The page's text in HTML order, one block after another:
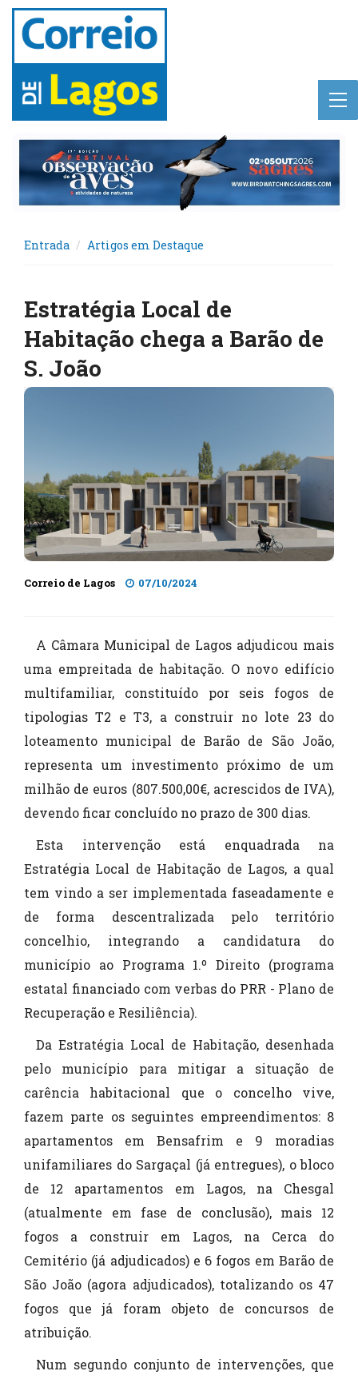
Entrada Artigos em Destaque
Estratégia Local de
Habitação chega a Barão de
S. João
Correio de Lagos 07/10/2024
A Câmara Municipal de Lagos adjudicou mais
uma empreitada de habitação. O novo edifício
multifamiliar, constituído por seis fogos de
tipologias T2 e T3, a construir no lote 23 do
loteamento municipal de Barão de São João,
representa um investimento próximo de um
milhão de euros (807.500,00€, acrescidos de IVA),
devendo ficar concluído no prazo de 300 dias.
Esta intervenção está enquadrada na
Estratégia Local de Habitação de Lagos, a qual
tem vindo a ser implementada faseadamente e
de forma descentralizada pelo território
concelhio, integrando a candidatura do
município ao Programa 1.º Direito (programa
estatal financiado com verbas do PRR - Plano de
Recuperação e Resiliência).
Da Estratégia Local de Habitação, desenhada
pelo município para mitigar a situação de
carência habitacional que o concelho vive,
fazem parte os seguintes empreendimentos: 8
apartamentos em Bensafrim e 9 moradias
unifamiliares do Sargaçal (já entregues), o bloco
de 12 apartamentos em Lagos, na Chesgal
(atualmente em fase de conclusão), mais 12
fogos a construir em Lagos, na Cerca do
Cemitério (já adjudicados) e 6 fogos em Barão de
São João (agora adjudicados), totalizando os 47
fogos que já foram objeto de concursos de
atribuição.
Num segundo conjunto de intervenções, que